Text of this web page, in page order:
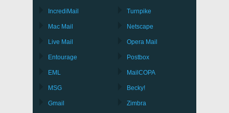
IncrediMail
Mac Mail
Live Mail
Entourage
EML
MSG
Gmail
Turnpike
Netscape
Opera Mail
Postbox
MailCOPA
Becky!
Zimbra